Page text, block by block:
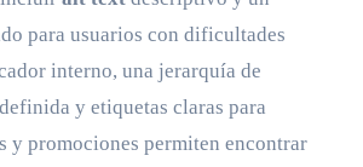
para usuarios con dificultades
interno, una jerarquía de
y etiquetas claras para
y promociones permiten encontrar